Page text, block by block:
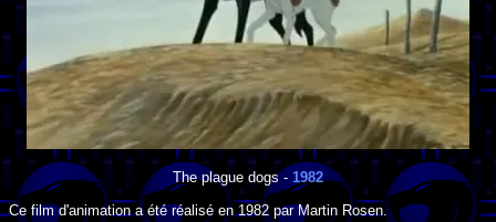
The plague dogs- 1982
Ce film d'animation a été réalisé en1982par Martin Rosen.